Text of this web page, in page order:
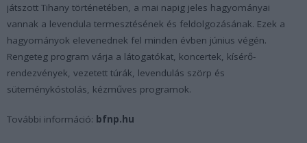
játszott Tihany történetében, a mai napig jeles hagyományai
vannak a levendula termesztésének és feldolgozásának. Ezek a
hagyományok elevenednek fel minden évben június végén.
Rengeteg program várja a látogatókat, koncertek, kísérő-
rendezvények, vezetett túrák, levendulás szörp és
süteménykóstolás, kézműves programok.
További információ: bfnp.hu